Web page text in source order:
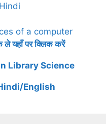
of a computer
यहाँ पर क्लिक करें
Library Science
English